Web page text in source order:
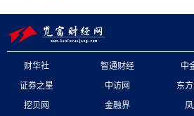
财华社 智通财经 中
证券之星
中访网 东
挖贝网
金融界